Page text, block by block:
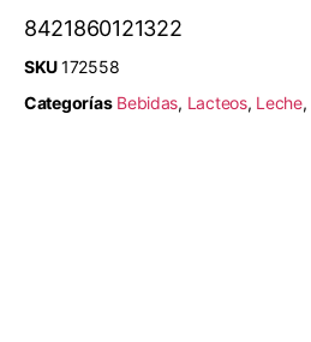
8421860121322
SKU172558
Categorías Bebidas, Lacteos, Leche,